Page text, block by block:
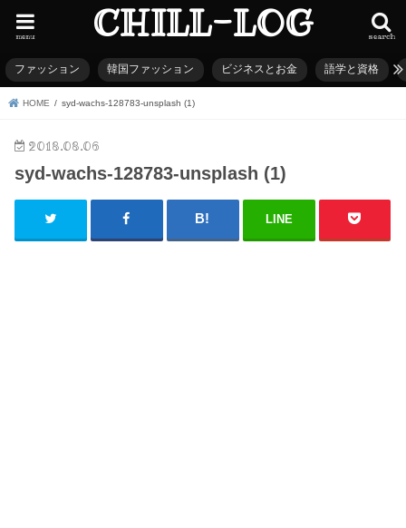
CHILL-LOG search
menu
ファッション 韓国ファッション ビジネスとお金 語学と資格
HOME syd-wachs-128783-unsplash (1)
2018.08.06
syd-wachs-128783-unsplash (1)
LINE